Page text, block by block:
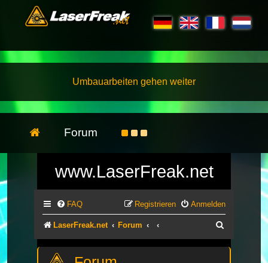
Umbauarbeiten gehen weiter
Forum
www.LaserFreak.net
FAQ Anmelden
Registrieren
LaserFreak.net Forum